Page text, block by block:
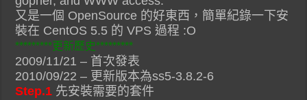
又是一個 OpenSource 的好東西，簡單紀錄一下安
裝在 CentOS 5.5 的 VPS 過程 :O
*********更新歷史*********
2009/11/21 – 首次發表
2010/09/22 – 更新版本為ss5-3.8.2-6
Step.1 先安裝需要的套件